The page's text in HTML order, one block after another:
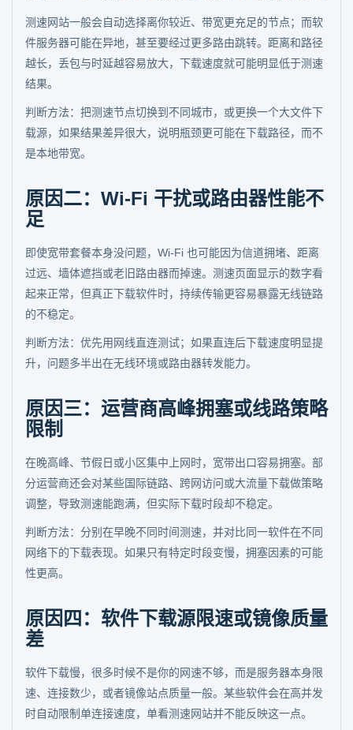
测速网站一般会自动选择离你较近、带宽更充足的节点；而软
件服务器可能在异地，甚至要经过更多路由跳转。距离和路径
越长，丢包与时延越容易放大，下载速度就可能明显低于测速
结果。
判断方法：把测速节点切换到不同城市，或更换一个大文件下
载源，如果结果差异很大，说明瓶颈更可能在下载路径，而不
是本地带宽。
原因二：Wi-Fi 干扰或路由器性能不
足
即使宽带套餐本身没问题，Wi-Fi 也可能因为信道拥堵、距离
过远、墙体遮挡或老旧路由器而掉速。测速页面显示的数字看
起来正常，但真正下载软件时，持续传输更容易暴露无线链路
的不稳定。
判断方法：优先用网线直连测试；如果直连后下载速度明显提
升，问题多半出在无线环境或路由器转发能力。
原因三：运营商高峰拥塞或线路策略
限制
在晚高峰、节假日或小区集中上网时，宽带出口容易拥塞。部
分运营商还会对某些国际链路、跨网访问或大流量下载做策略
调整，导致测速能跑满，但实际下载时段却不稳定。
判断方法：分别在早晚不同时间测速，并对比同一软件在不同
网络下的下载表现。如果只有特定时段变慢，拥塞因素的可能
性更高。
原因四：软件下载源限速或镜像质量
差
软件下载慢，很多时候不是你的网速不够，而是服务器本身限
速、连接数少，或者镜像站点质量一般。某些软件会在高并发
时自动限制单连接速度，单看测速网站并不能反映这一点。